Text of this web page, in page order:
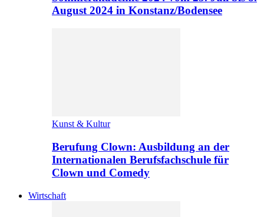
August 2024 in Konstanz/Bodensee
Kunst & Kultur
Berufung Clown: Ausbildung an der
Internationalen Berufsfachschule für
Clown und Comedy
Wirtschaft